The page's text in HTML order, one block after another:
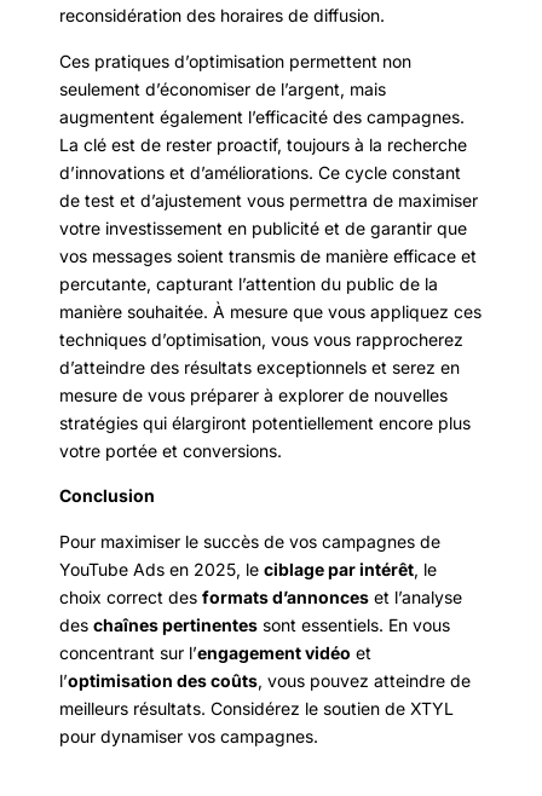
reconsidération des horaires de diffusion.
Ces pratiques d’optimisation permettent non
seulement d’économiser de l’argent, mais
augmentent également l’efficacité des campagnes.
La clé est de rester proactif, toujours à la recherche
d’innovations et d’améliorations. Ce cycle constant
de test et d’ajustement vous permettra de maximiser
votre investissement en publicité et de garantir que
vos messages soient transmis de manière efficace et
percutante, capturant l’attention du public de la
manière souhaitée. À mesure que vous appliquez ces
techniques d’optimisation, vous vous rapprocherez
d’atteindre des résultats exceptionnels et serez en
mesure de vous préparer à explorer de nouvelles
stratégies qui élargiront potentiellement encore plus
votre portée et conversions.
Conclusion
Pour maximiser le succès de vos campagnes de
YouTube Ads en 2025, le ciblage par intérêt, le
choix correct des formats d’annonces et l’analyse
des chaînes pertinentes sont essentiels. En vous
concentrant sur l’engagement vidéo et
l’optimisation des coûts, vous pouvez atteindre de
meilleurs résultats. Considérez le soutien de XTYL
pour dynamiser vos campagnes.